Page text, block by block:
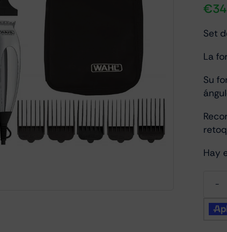
€
Set
La
Su
Hay